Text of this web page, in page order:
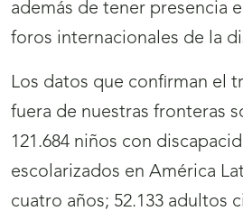
además de tener presencia
foros internacionales de la
Los datos que confirman el
fuera de nuestras fronteras
121.684 niños con
escolarizados en América
cuatro años; 52.133 adultos